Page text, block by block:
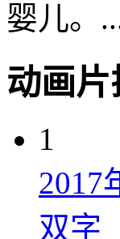
婴儿。
动画片
1
2017
双字